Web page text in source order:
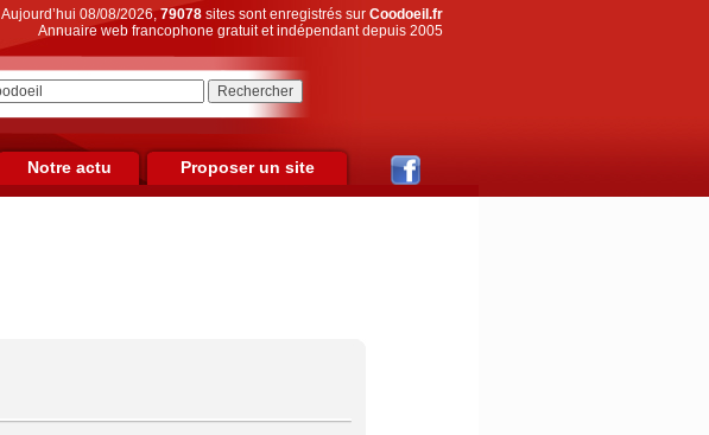
Aujourd’hui 08/08/2026,79078sites sont enregistrés sur Coodoeil.fr
Annuaire web francophone gratuit et indépendant depuis 2005
Notre actu Proposer un site